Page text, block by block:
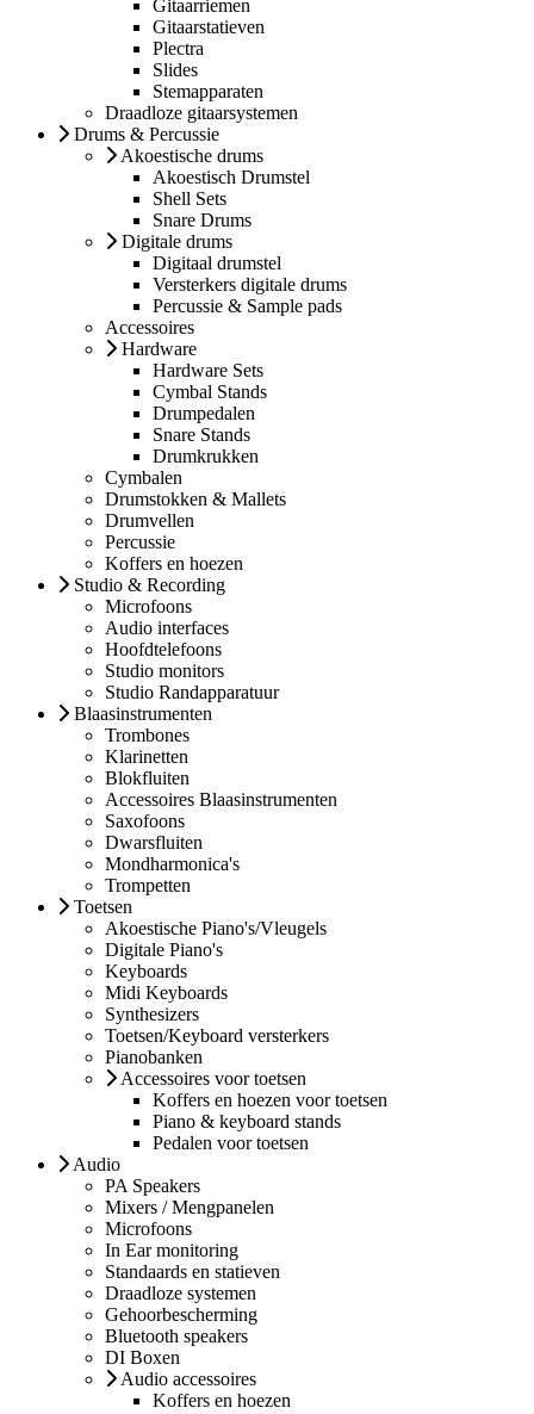
Gitaarriemen
Gitaarstatieven
Plectra
Slides
Stemapparaten
Draadloze gitaarsystemen
Drums & Percussie
Akoestische drums
Akoestisch Drumstel
Shell Sets
Snare Drums
Digitale drums
Digitaal drumstel
Versterkers digitale drums
Percussie & Sample pads
Accessoires
Hardware
Hardware Sets
Cymbal Stands
Drumpedalen
Snare Stands
Drumkrukken
Cymbalen
Drumstokken & Mallets
Drumvellen
Percussie
Koffers en hoezen
Studio & Recording
Microfoons
Audio interfaces
Hoofdtelefoons
Studio monitors
Studio Randapparatuur
Blaasinstrumenten
Trombones
Klarinetten
Blokfluiten
Accessoires Blaasinstrumenten
Saxofoons
Dwarsfluiten
Mondharmonica's
Trompetten
Toetsen
Akoestische Piano's/Vleugels
Digitale Piano's
Keyboards
Midi Keyboards
Synthesizers
Toetsen/Keyboard versterkers
Pianobanken
Accessoires voor toetsen
Koffers en hoezen voor toetsen
Piano & keyboard stands
Pedalen voor toetsen
Audio
PA Speakers
Mixers / Mengpanelen
Microfoons
In Ear monitoring
Standaards en statieven
Draadloze systemen
Gehoorbescherming
Bluetooth speakers
DI Boxen
Audio accessoires
Koffers en hoezen